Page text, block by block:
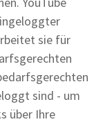
sie für
sind - um
über Ihre